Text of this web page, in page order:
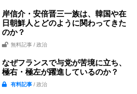
岸信介・安倍晋三一族は、韓国や在
日朝鮮人とどのように関わってきた
のか？
無料記事 / 政治
なぜフランスで与党が苦境に立ち、
極右・極左が躍進しているのか？
有料記事/ 政治